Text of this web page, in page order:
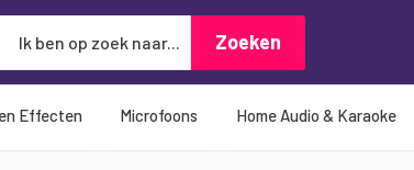
Zoeken
Effecten Microfoons Home Audio & Karaoke